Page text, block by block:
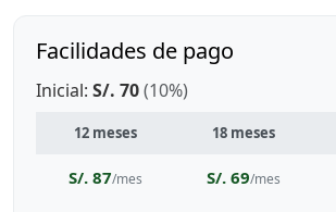
Facilidades de pago
Inicial: S/. 70(10%)
12 meses 18 meses
S/. 87/mes S/. 69/mes